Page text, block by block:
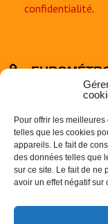
Pour offrir les
telles que les cookies
appareils. Le fait de
des données telles que
sur ce site. Le fait de ne
avoir un effet négatif sur
confidentialité.
Centre Administratif
67000 STRASBOURG